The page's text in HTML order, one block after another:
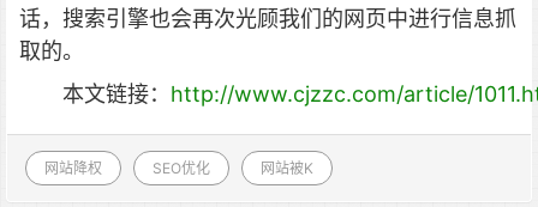
话，搜索引擎也会再次光顾我们的网页中进行信息抓
取的。
本文链接： http://www.cjzzc.com/article/
网站降权 SEO优化 网站被K